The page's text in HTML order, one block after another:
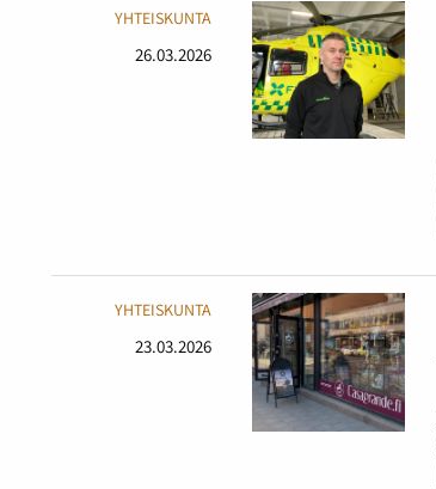
YHTEISKUNTA
26.03.2026
YHTEISKUNTA
23.03.2026